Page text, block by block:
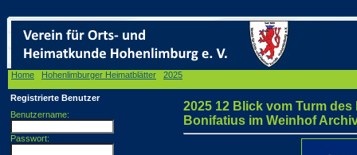
Home Hohenlimburger Heimatblätter 2025
Registrierte Benutzer
Benutzername:
Passwort:
2025 12 Blick vom Turm
Bonifatius im Weinhof